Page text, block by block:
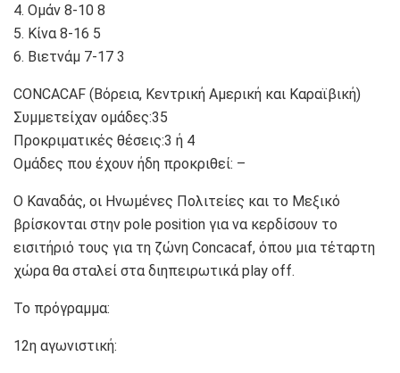
4. Ομάν 8-10 8
5. Κίνα 8-16 5
6. Βιετνάμ 7-17 3
CONCACAF (Βόρεια, Κεντρική Αμερική και Καραϊβική)
Συμμετείχαν ομάδες:35
Προκριματικές θέσεις:3 ή 4
Ομάδες που έχουν ήδη προκριθεί: –
Ο Καναδάς, οι Ηνωμένες Πολιτείες και το Μεξικό
βρίσκονται στην pole position για να κερδίσουν το
εισιτήριό τους για τη ζώνη Concacaf, όπου μια τέταρτη
χώρα θα σταλεί στα διηπειρωτικά play off.
To πρόγραμμα:
12η αγωνιστική: